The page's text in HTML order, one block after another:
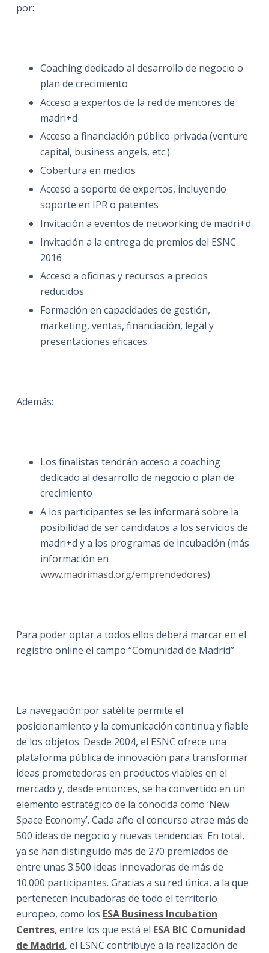
por:
Coaching dedicado al desarrollo de negocio o
plan de crecimiento
Acceso a expertos de la red de mentores de
madri+d
Acceso a financiación público-privada (venture
capital, business angels, etc.)
Cobertura en medios
Acceso a soporte de expertos, incluyendo
soporte en IPR o patentes
Invitación a eventos de networking de madri+d
Invitación a la entrega de premios del ESNC
2016
Acceso a oficinas y recursos a precios
reducidos
Formación en capacidades de gestión,
marketing, ventas, financiación, legal y
presentaciones eficaces.
Además:
Los finalistas tendrán acceso a coaching
dedicado al desarrollo de negocio o plan de
crecimiento
A los participantes se les informará sobre la
posibilidad de ser candidatos a los servicios de
madri+d y a los programas de incubación (más
información en
www.madrimasd.org/emprendedores).
Para poder optar a todos ellos deberá marcar en el
registro online el campo “Comunidad de Madrid”
La navegación por satélite permite el
posicionamiento y la comunicación continua y fiable
de los objetos. Desde 2004, el ESNC ofrece una
plataforma pública de innovación para transformar
ideas prometedoras en productos viables en el
mercado y, desde entonces, se ha convertido en un
elemento estratégico de la conocida como ‘New
Space Economy’. Cada año el concurso atrae más de
500 ideas de negocio y nuevas tendencias. En total,
ya se han distinguido más de 270 premiados de
entre unas 3.500 ideas innovadoras de más de
10.000 participantes. Gracias a su red única, a la que
pertenecen incubadoras de todo el territorio
europeo, como los ESA Business Incubation
Centres, entre los que está el ESA BIC Comunidad
de Madrid, el ESNC contribuye a la realización de